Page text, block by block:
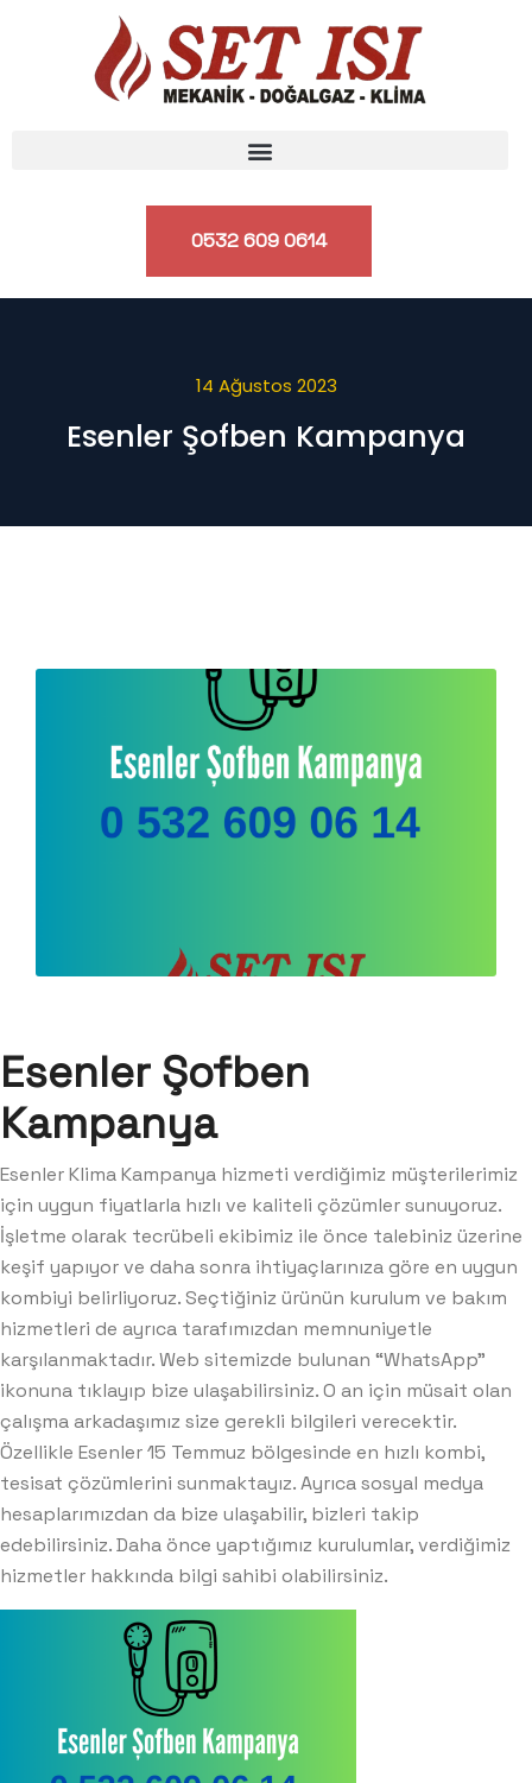
0532 609 0614
14 Ağustos 2023
Esenler Şofben Kampanya
Esenler Şofben
Kampanya
Esenler Klima Kampanya hizmeti verdiğimiz müşterilerimiz
için uygun fiyatlarla hızlı ve kaliteli çözümler sunuyoruz.
İşletme olarak tecrübeli ekibimiz ile önce talebiniz üzerine
keşif yapıyor ve daha sonra ihtiyaçlarınıza göre en uygun
kombiyi belirliyoruz. Seçtiğiniz ürünün kurulum ve bakım
hizmetleri de ayrıca tarafımızdan memnuniyetle
karşılanmaktadır. Web sitemizde bulunan “WhatsApp”
ikonuna tıklayıp bize ulaşabilirsiniz. O an için müsait olan
çalışma arkadaşımız size gerekli bilgileri verecektir.
Özellikle Esenler 15 Temmuz bölgesinde en hızlı kombi,
tesisat çözümlerini sunmaktayız. Ayrıca sosyal medya
hesaplarımızdan da bize ulaşabilir, bizleri takip
edebilirsiniz. Daha önce yaptığımız kurulumlar, verdiğimiz
hizmetler hakkında bilgi sahibi olabilirsiniz.